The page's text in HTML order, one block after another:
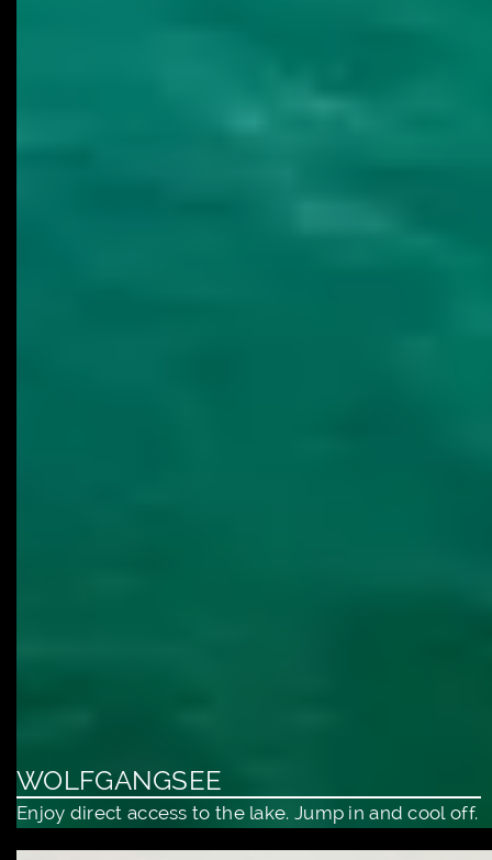
WOLFGANGSEE
Enjoy direct access to the lake. Jump in and cool off.